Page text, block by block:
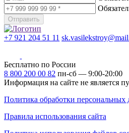
Отправить
+7 921 204 51 11
Бесплатно по России
8 800 200 00 82 пн-сб — 9:00-20:00
Информация на сайте не является
Политика обработки персональных
Правила использования сайта